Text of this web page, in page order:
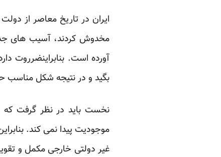
ایران در تاریخ معاصر از
مخدوش کردند، آسیب های
آورده است. بنابراینضرروت
بگید و در نتیجه شکل
نخست باید در نظر گرفت که
موجودیت پیدا نمی کند.
غیر دولتی خارجی مکمل و